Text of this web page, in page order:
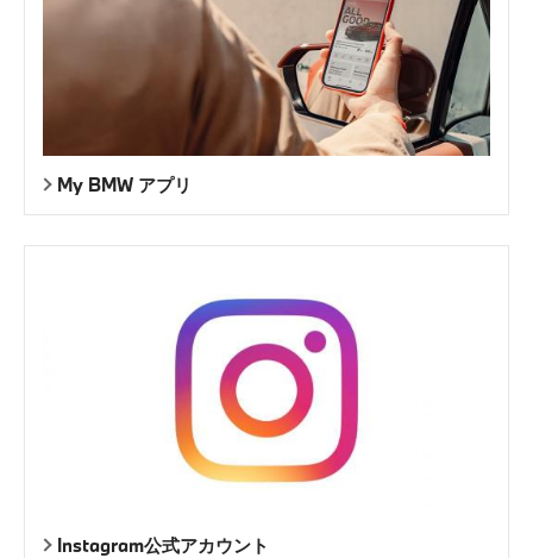
My BMW アプリ
Instagram公式アカウント